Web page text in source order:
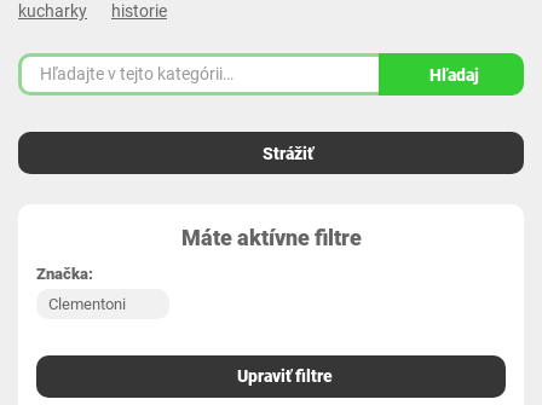
kucharky
historie
Hľadaj
Strážiť
Máte aktívne filtre
Značka:
Clementoni
Upraviť filtre